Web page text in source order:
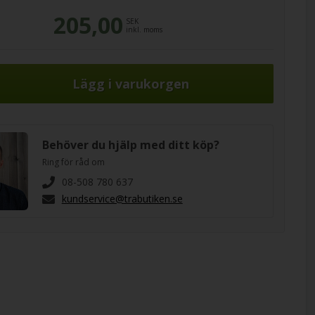
205,00 SEK
inkl. moms
Behöver du hjälp med ditt köp?
Ring för råd om
08-508 780 637
kundservice@trabutiken.se